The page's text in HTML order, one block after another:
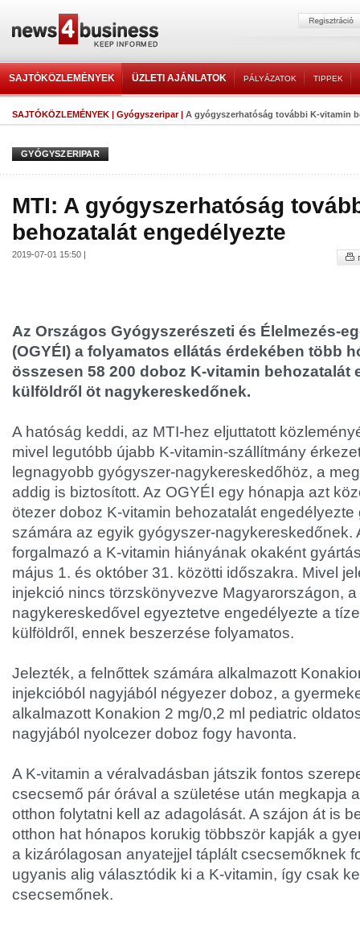
SAJTÓKÖZLEMÉNYEK ÜZLETI AJÁNLATOK PÁLYÁZATOK TIPPEK
SAJTÓKÖZLEMÉNYEK | Gyógyszeripar| A gyógyszerhatóság további K-vitamin
GYÓGYSZERIPAR
MTI: A gyógyszerhatóság
behozatalát engedélyezte
2019-07-01 15:50 |
Az Országos Gyógyszerészeti és Élelmezés-
(OGYÉI) a folyamatos ellátás érdekében több
összesen 58 200 doboz K-vitamin behozatalát
külföldről öt nagykereskedőnek.
A hatóság keddi, az MTI-hez eljuttatott
mivel legutóbb újabb K-vitamin-szállítmány
legnagyobb gyógyszer-nagykereskedőhöz, a
addig is biztosított. Az OGYÉI egy hónapja azt
ötezer doboz K-vitamin behozatalát
számára az egyik gyógyszer-nagykereskedőnek.
forgalmazó a K-vitamin hiányának okaként
május 1. és október 31. közötti időszakra. Mivel
injekció nincs törzskönyvezve Magyarországon,
nagykereskedővel egyeztetve engedélyezte a
külföldről, ennek beszerzése folyamatos.
Jelezték, a felnőttek számára alkalmazott
injekcióból nagyjából négyezer doboz, a
alkalmazott Konakion 2 mg/0,2 ml pediatric
nagyjából nyolcezer doboz fogy havonta.
A K-vitamin a véralvadásban játszik fontos
csecsemő pár órával a születése után megkapja
otthon folytatni kell az adagolását. A szájon át is
otthon hat hónapos korukig többször kapják a
a kizárólagosan anyatejjel táplált csecsemőknek
ugyanis alig választódik ki a K-vitamin, így csak
csecsemőnek.